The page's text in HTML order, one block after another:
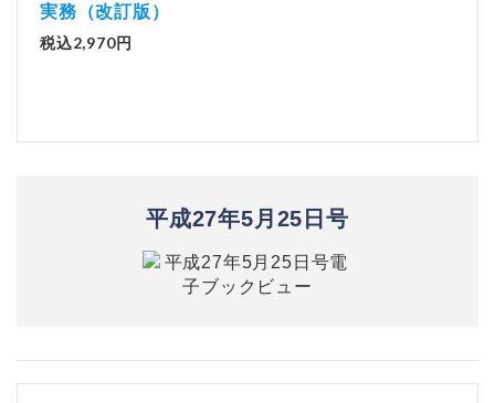
実務（改訂版）
税込2,970円
平成27年5月25日号